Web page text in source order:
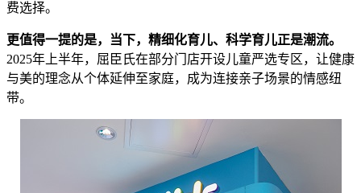
费选择。
更值得一提的是，当下，精细化育儿、科学育儿正是潮流。
2025年上半年，屈臣氏在部分门店开设儿童严选专区，让健康
与美的理念从个体延伸至家庭，成为连接亲子场景的情感纽
带。